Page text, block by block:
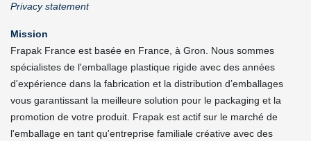
Privacy statement
Mission
Frapak France est basée en France, à Gron. Nous sommes
spécialistes de l'emballage plastique rigide avec des années
d'expérience dans la fabrication et la distribution d’emballages
vous garantissant la meilleure solution pour le packaging et la
promotion de votre produit. Frapak est actif sur le marché de
l'emballage en tant qu'entreprise familiale créative avec des